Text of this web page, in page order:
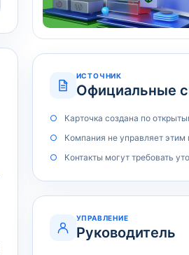
ИСТОЧНИК
Официальные
Карточка создана по
Компания не управляет этим
Контакты могут требовать
УПРАВЛЕНИЕ
Руководитель